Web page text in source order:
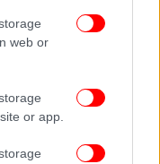
web or
or app.
ενώ γίνεται
που,
υπονομεύουν τη
ανησυχία σε
όπως η